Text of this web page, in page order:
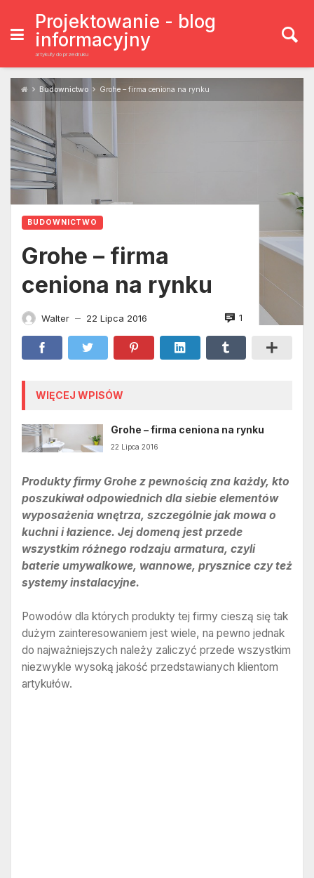
content
Projektowanie - blog
informacyjny
artykuły do przedruku
Budownictwo Grohe – firma ceniona na rynku
BUDOWNICTWO
Grohe – firma
ceniona na rynku
Walter — 22 Lipca 2016 1
WIĘCEJ WPISÓW
Grohe – firma ceniona na rynku
22 Lipca 2016
Produkty firmy Grohe z pewnością zna każdy, kto
poszukiwał odpowiednich dla siebie elementów
wyposażenia wnętrza, szczególnie jak mowa o
kuchni i łazience. Jej domeną jest przede
wszystkim różnego rodzaju armatura, czyli
baterie umywalkowe, wannowe, prysznice czy też
systemy instalacyjne.
Powodów dla których produkty tej firmy cieszą się tak
dużym zainteresowaniem jest wiele, na pewno jednak
do najważniejszych należy zaliczyć przede wszystkim
niezwykle wysoką jakość przedstawianych klientom
artykułów.